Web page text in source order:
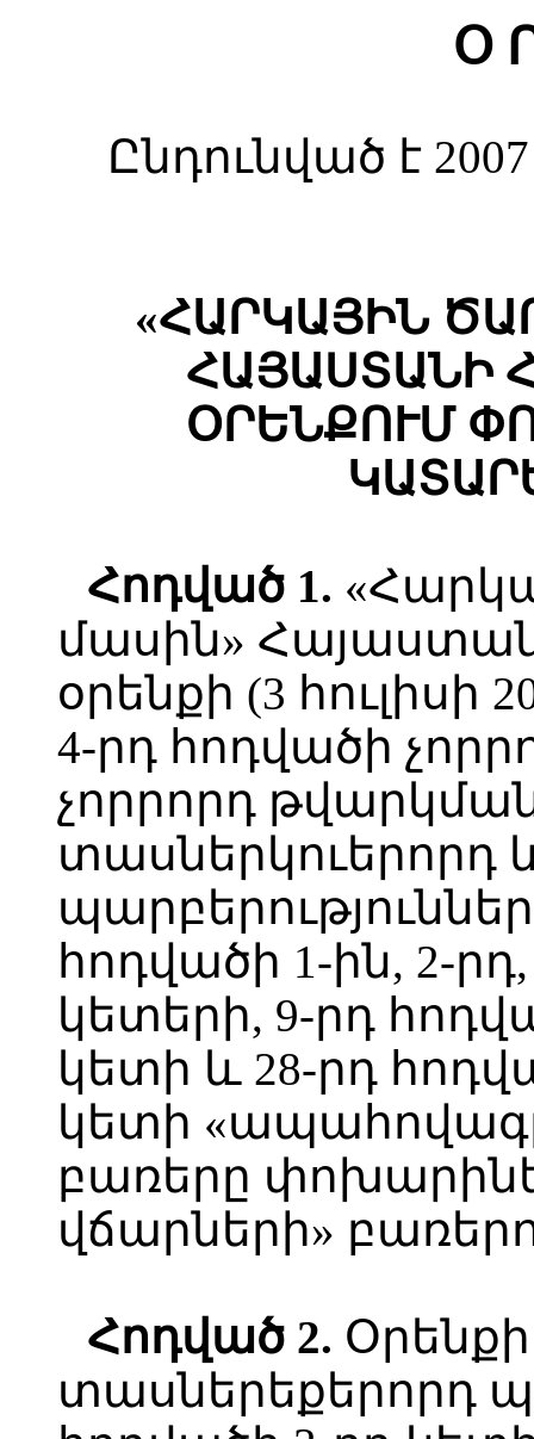
Օ
Ընդունված է
«ՀԱՐԿԱՅԻՆ
ՀԱՅԱՍՏԱՆԻ
ՕՐԵՆՔՈՒՄ
Հոդված 1.
մասին»
օրենքի (3 հուլիսի
4-րդ հոդվածի
չորրորդ
տասներկուերորդ
հոդվածի 1-ին, 2-
կետերի, 9-րդ
կետի և 28-րդ
կետի
բառերը
վճարների»
Հոդված 2.
տասներեքերորդ